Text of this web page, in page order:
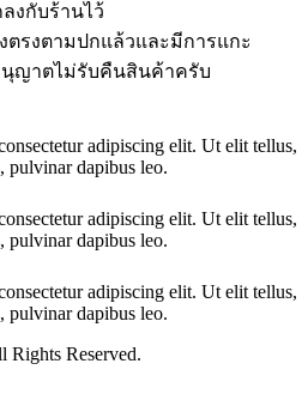
งกับร้านไว้
รงตามปกแล้วและมีการแกะ
ญาตไม่รับคืนสินค้าครับ
adipiscing elit. Ut elit tellus,
pulvinar dapibus leo.
adipiscing elit. Ut elit tellus,
pulvinar dapibus leo.
adipiscing elit. Ut elit tellus,
pulvinar dapibus leo.
Rights Reserved.